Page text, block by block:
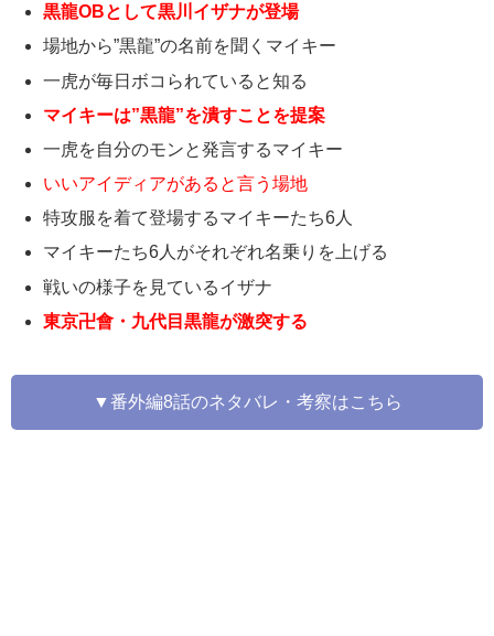
黒龍OBとして黒川イザナが登場
場地から”黒龍”の名前を聞くマイキー
一虎が毎日ボコられていると知る
マイキーは”黒龍”を潰すことを提案
一虎を自分のモンと発言するマイキー
いいアイディアがあると言う場地
特攻服を着て登場するマイキーたち6人
マイキーたち6人がそれぞれ名乗りを上げる
戦いの様子を見ているイザナ
東京卍會・九代目黒龍が激突する
▼番外編8話のネタバレ・考察はこちら